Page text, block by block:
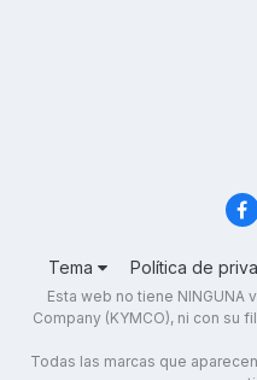
Tema Política de
Esta web no tiene NINGUNA
Company (KYMCO), ni con su
Todas las marcas que